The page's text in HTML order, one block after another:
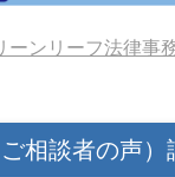
ーンリーフ法律事
相談者の声）